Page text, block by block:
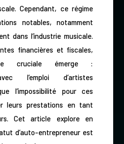
Cependant, ce régime
notables, notamment
dans l’industrie musicale.
financières et fiscales,
cruciale émerge :
l’emploi d’artistes
l’impossibilité pour ces
leurs prestations en tant
Cet article explore en
d’auto-entrepreneur est